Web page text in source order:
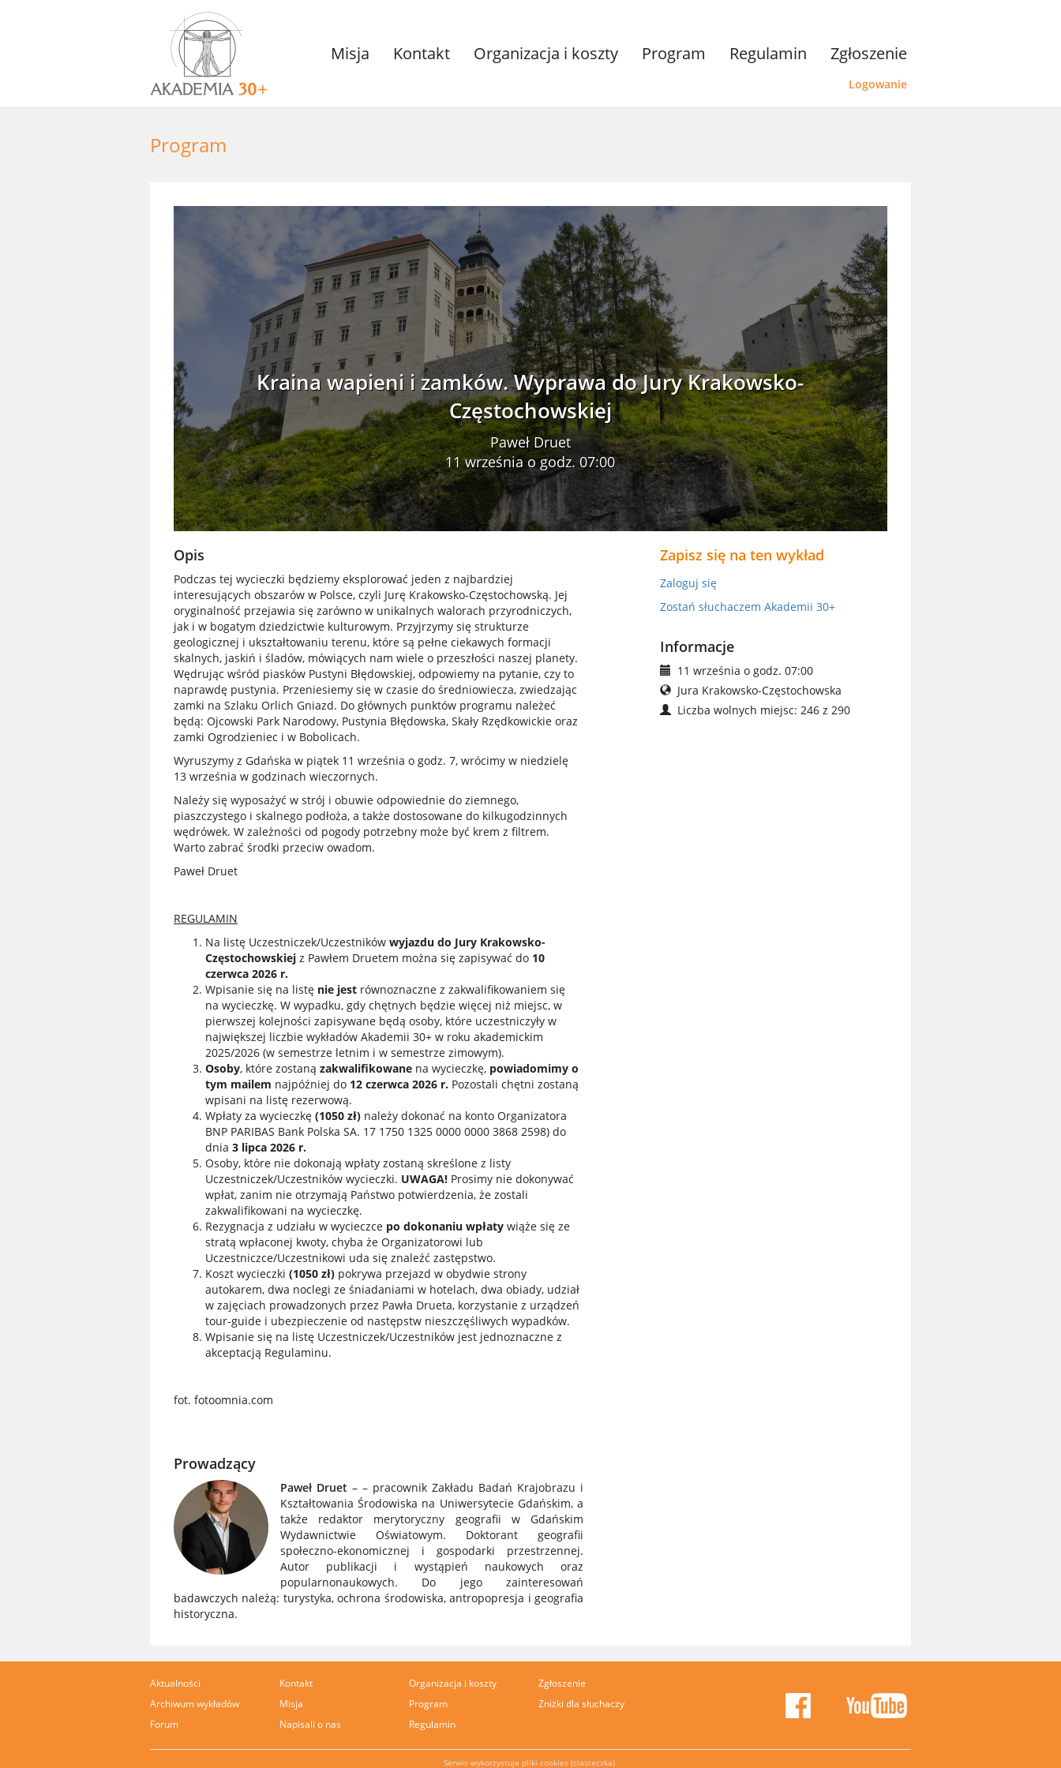
Misja Kontakt Organizacja i koszty Program Regulamin Zgłoszenie
Logowanie
Program
Kraina wapieni i zamków. Wyprawa do Jury Krakowsko-
Częstochowskiej
Paweł Druet
11 września o godz. 07:00
Zapisz się na ten wykład
Zaloguj się
Zostań słuchaczem Akademii 30+
Informacje
11 września o godz. 07:00
Jura Krakowsko-Częstochowska
Liczba wolnych miejsc: 246 z 290
Opis
Podczas tej wycieczki będziemy eksplorować jeden z najbardziej
interesujących obszarów w Polsce, czyli Jurę Krakowsko-Częstochowską. Jej
oryginalność przejawia się zarówno w unikalnych walorach przyrodniczych,
jak i w bogatym dziedzictwie kulturowym. Przyjrzymy się strukturze
geologicznej i ukształtowaniu terenu, które są pełne ciekawych formacji
skalnych, jaskiń i śladów, mówiących nam wiele o przeszłości naszej planety.
Wędrując wśród piasków Pustyni Błędowskiej, odpowiemy na pytanie, czy to
naprawdę pustynia. Przeniesiemy się w czasie do średniowiecza, zwiedzając
zamki na Szlaku Orlich Gniazd. Do głównych punktów programu należeć
będą: Ojcowski Park Narodowy, Pustynia Błędowska, Skały Rzędkowickie oraz
zamki Ogrodzieniec i w Bobolicach.
Wyruszymy z Gdańska w piątek 11 września o godz. 7, wrócimy w niedzielę
13 września w godzinach wieczornych.
Należy się wyposażyć w strój i obuwie odpowiednie do ziemnego,
piaszczystego i skalnego podłoża, a także dostosowane do kilkugodzinnych
wędrówek. W zależności od pogody potrzebny może być krem z filtrem.
Warto zabrać środki przeciw owadom.
Paweł Druet
REGULAMIN
Na listę Uczestniczek/Uczestników wyjazdu do Jury Krakowsko-
Częstochowskiej z Pawłem Druetem można się zapisywać do 10
czerwca 2026 r.
Wpisanie się na listę nie jest równoznaczne z zakwalifikowaniem się
na wycieczkę. W wypadku, gdy chętnych będzie więcej niż miejsc, w
pierwszej kolejności zapisywane będą osoby, które uczestniczyły w
największej liczbie wykładów Akademii 30+ w roku akademickim
2025/2026 (w semestrze letnim i w semestrze zimowym).
Osoby, które zostaną zakwalifikowane na wycieczkę, powiadomimy o
tym mailem najpóźniej do 12 czerwca 2026 r. Pozostali chętni zostaną
wpisani na listę rezerwową.
Wpłaty za wycieczkę (1050 zł) należy dokonać na konto Organizatora
BNP PARIBAS Bank Polska SA. 17 1750 1325 0000 0000 3868 2598) do
dnia 3 lipca 2026 r.
Osoby, które nie dokonają wpłaty zostaną skreślone z listy
Uczestniczek/Uczestników wycieczki. UWAGA! Prosimy nie dokonywać
wpłat, zanim nie otrzymają Państwo potwierdzenia, że zostali
zakwalifikowani na wycieczkę.
Rezygnacja z udziału w wycieczce po dokonaniu wpłaty wiąże się ze
stratą wpłaconej kwoty, chyba że Organizatorowi lub
Uczestniczce/Uczestnikowi uda się znaleźć zastępstwo.
Koszt wycieczki (1050 zł) pokrywa przejazd w obydwie strony
autokarem, dwa noclegi ze śniadaniami w hotelach, dwa obiady, udział
w zajęciach prowadzonych przez Pawła Drueta, korzystanie z urządzeń
tour-guide i ubezpieczenie od następstw nieszczęśliwych wypadków.
Wpisanie się na listę Uczestniczek/Uczestników jest jednoznaczne z
akceptacją Regulaminu.
fot. fotoomnia.com
Prowadzący
Paweł Druet – – pracownik Zakładu Badań Krajobrazu i
Kształtowania Środowiska na Uniwersytecie Gdańskim, a
także redaktor merytoryczny geografii w Gdańskim
Wydawnictwie Oświatowym. Doktorant geografii
społeczno-ekonomicznej i gospodarki przestrzennej.
Autor publikacji i wystąpień naukowych oraz
popularnonaukowych. Do jego zainteresowań
badawczych należą: turystyka, ochrona środowiska, antropopresja i geografia
historyczna.
Aktualności
Archiwum wykładów
Forum
Kontakt
Misja
Napisali o nas
Organizacja i koszty
Program
Regulamin
Zgłoszenie
Zniżki dla słuchaczy
Serwis wykorzystuje pliki cookies (ciasteczka).